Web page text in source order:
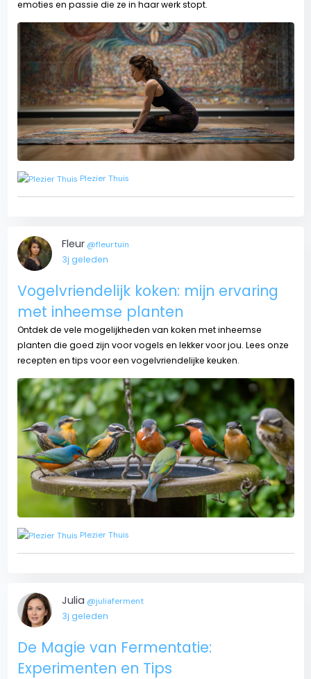
emoties en passie die ze in haar werk stopt.
Plezier Thuis
Fleur @fleurtuin
3j geleden
Vogelvriendelijk koken: mijn ervaring
met inheemse planten
Ontdek de vele mogelijkheden van koken met inheemse
planten die goed zijn voor vogels en lekker voor jou. Lees onze
recepten en tips voor een vogelvriendelijke keuken.
Plezier Thuis
Julia @juliaferment
3j geleden
De Magie van Fermentatie:
Experimenten en Tips